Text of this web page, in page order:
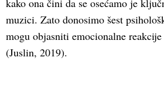
kako ona čini da se osećamo je
muzici. Zato donosimo šest
mogu objasniti emocionalne
(Juslin, 2019).